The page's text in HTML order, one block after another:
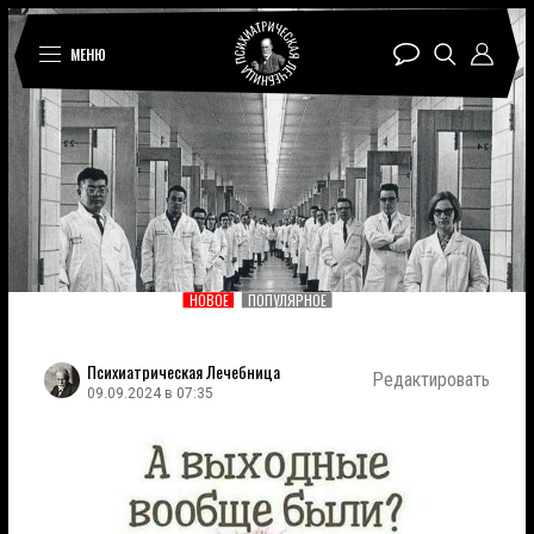
МЕНЮ
НОВОЕ ПОПУЛЯРНОЕ
Психиатрическая Лечебница
09.09.2024 в 07:35
Редактировать